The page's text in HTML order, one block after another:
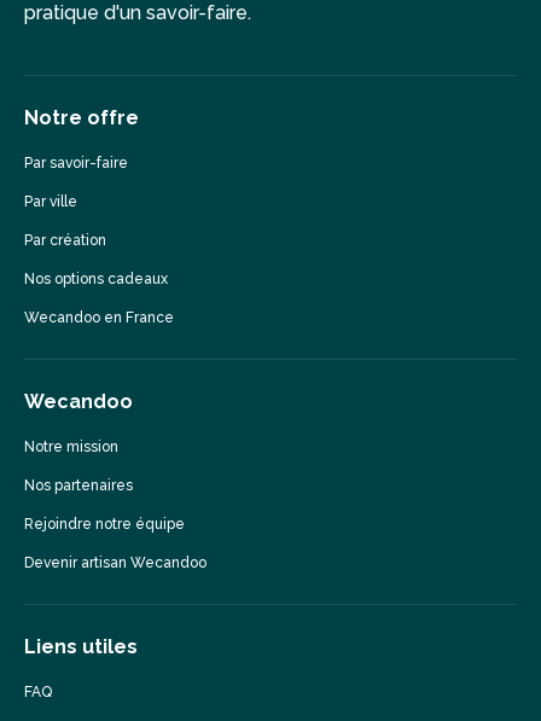
pratique d'un savoir-faire.
Notre offre
Par savoir-faire
Par ville
Par création
Nos options cadeaux
Wecandoo en France
Wecandoo
Notre mission
Nos partenaires
Rejoindre notre équipe
Devenir artisan Wecandoo
Liens utiles
FAQ